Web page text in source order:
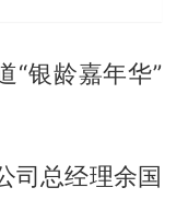
“银龄嘉年华”
司总经理余国